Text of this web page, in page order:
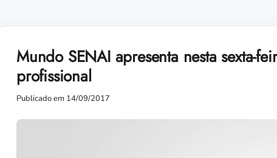
Mundo SENAI apresenta nesta sexta-
profissional
Publicado em 14/09/2017